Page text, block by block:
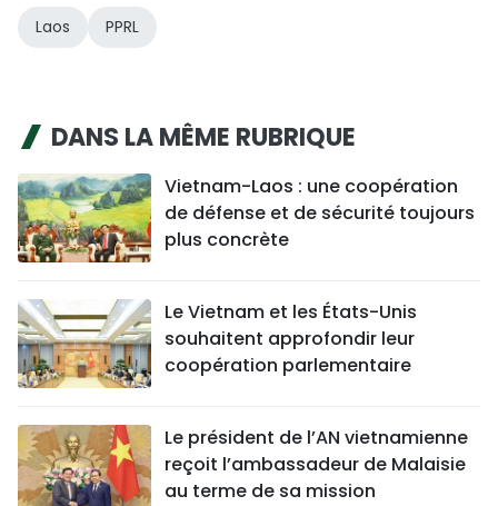
Laos PPRL
DANS LA MÊME RUBRIQUE
Vietnam-Laos : une coopération
de défense et de sécurité toujours
plus concrète
Le Vietnam et les États-Unis
souhaitent approfondir leur
coopération parlementaire
Le président de l’AN vietnamienne
reçoit l’ambassadeur de Malaisie
au terme de sa mission